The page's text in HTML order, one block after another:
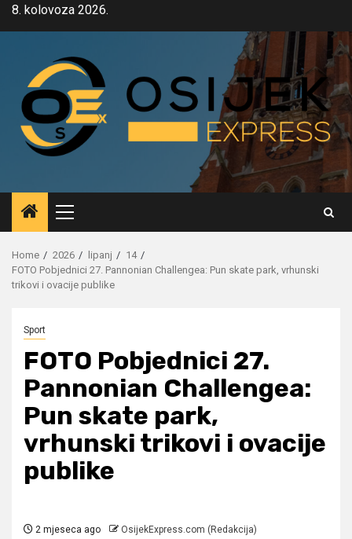
Skip8. kolovoza 2026.
Primary
Menu
Home 2026 lipanj
14
FOTO Pobjednici 27. Pannonian Challengea: Pun skate park, vrhunski
trikovi i ovacije publike
Sport
FOTO Pobjednici 27.
Pannonian Challengea:
Pun skate park,
vrhunski trikovi i ovacije
publike
2 mjeseca ago OsijekExpress.com (Redakcija)